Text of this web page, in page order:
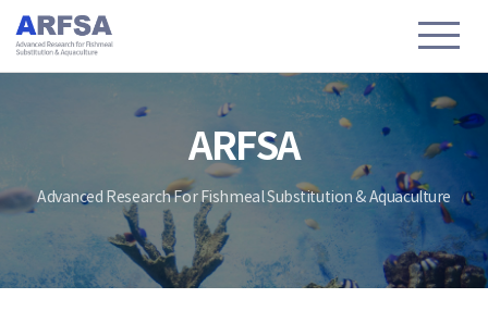
ARFSA
Advanced Research For Fishmeal Substitution & Aquaculture